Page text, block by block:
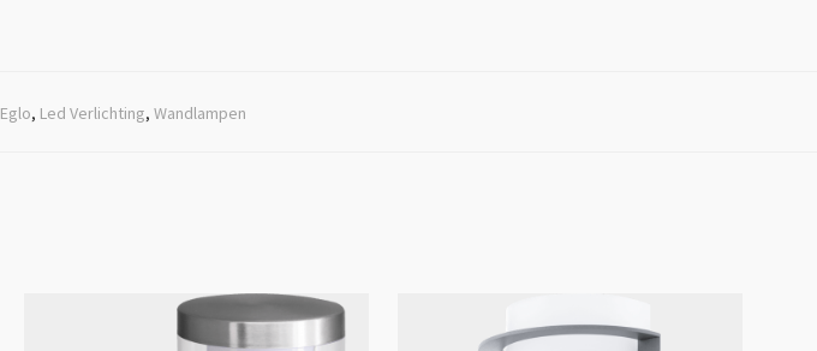
Eglo, Led Verlichting, Wandlampen